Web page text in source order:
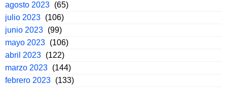
agosto 2023 (65)
julio 2023 (106)
junio 2023 (99)
mayo 2023 (106)
abril 2023 (122)
marzo 2023 (144)
febrero 2023 (133)